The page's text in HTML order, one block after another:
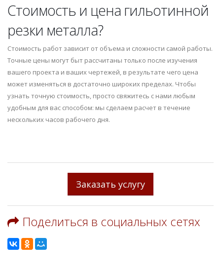
Стоимость и цена гильотинной
резки металла?
Стоимость работ зависит от объема и сложности самой работы.
Точные цены могут быт рассчитаны только после изучения
вашего проекта и ваших чертежей, в результате чего цена
может изменяться в достаточно широких пределах. Чтобы
узнать точную стоимость, просто свяжитесь с нами любым
удобным для вас способом: мы сделаем расчет в течение
нескольких часов рабочего дня.
Заказать услугу
Поделиться в социальных сетях